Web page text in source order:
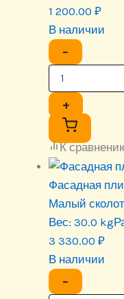
1 200.00 ₽
В наличии
−
+
К
Фасадная
Малый
Вес: 30.0 kg
3 330.00 ₽
В наличии
−